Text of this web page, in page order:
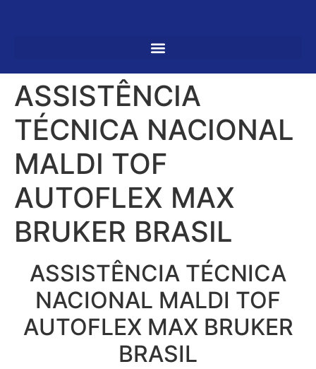
ASSISTÊNCIA
TÉCNICA NACIONAL
MALDI TOF
AUTOFLEX MAX
BRUKER BRASIL
ASSISTÊNCIA TÉCNICA
NACIONAL MALDI TOF
AUTOFLEX MAX BRUKER
BRASIL